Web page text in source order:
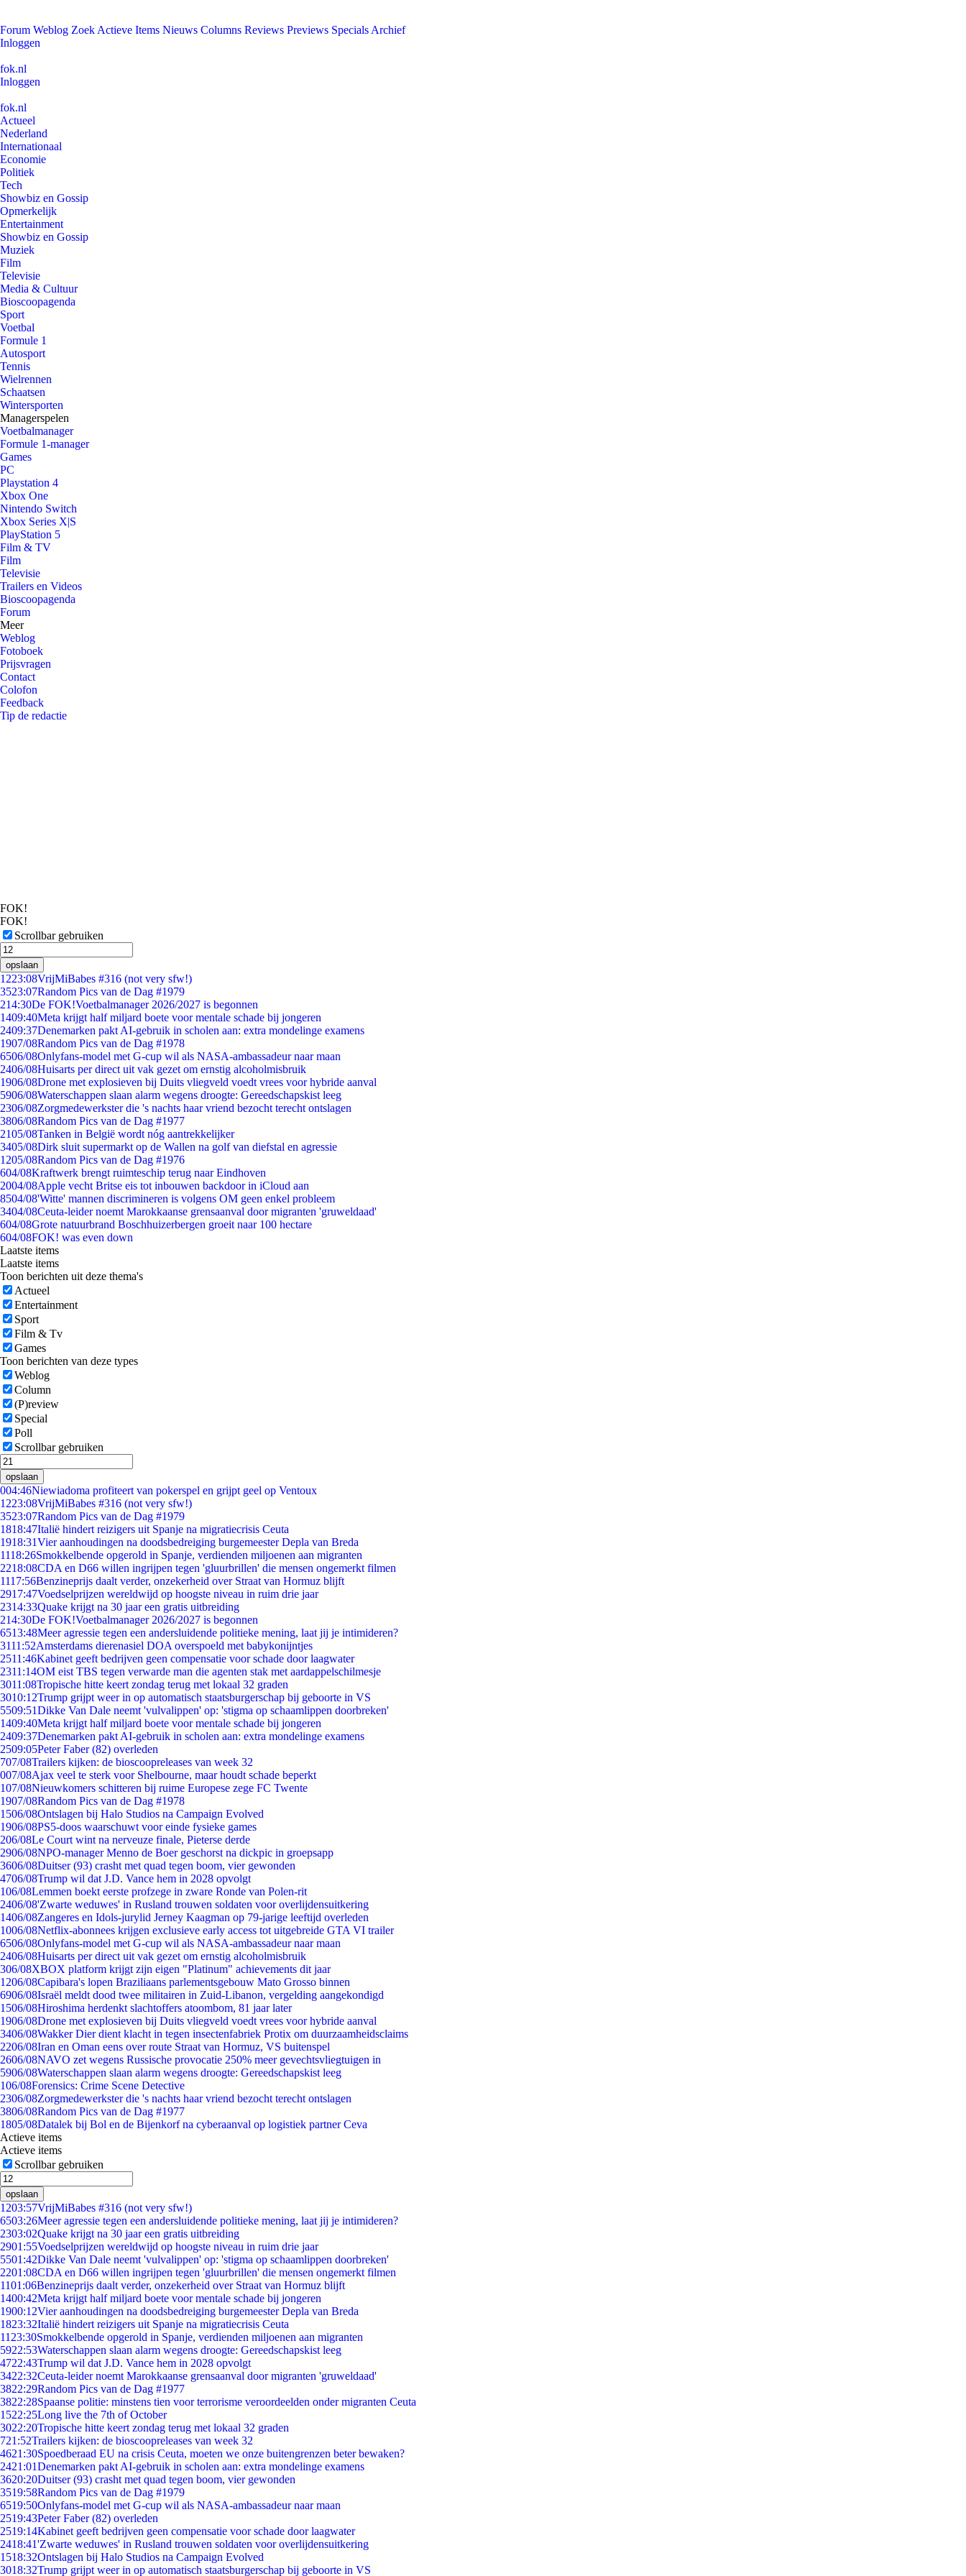
Forum Weblog Zoek Actieve Items Nieuws Columns Reviews Previews Specials Archief
Inloggen
fok.nl
Inloggen
fok.nl
Actueel
Nederland
Internationaal
Economie
Politiek
Tech
Showbiz en Gossip
Opmerkelijk
Entertainment
Showbiz en Gossip
Muziek
Film
Televisie
Media & Cultuur
Bioscoopagenda
Sport
Voetbal
Formule 1
Autosport
Tennis
Wielrennen
Schaatsen
Wintersporten
Managerspelen
Voetbalmanager
Formule 1-manager
Games
PC
Playstation 4
Xbox One
Nintendo Switch
Xbox Series X|S
PlayStation 5
Film & TV
Film
Televisie
Trailers en Videos
Bioscoopagenda
Forum
Meer
Weblog
Fotoboek
Prijsvragen
Contact
Colofon
Feedback
Tip de redactie
FOK!
FOK!
Scrollbar gebruiken
opslaan
1223:08VrijMiBabes #316 (not very sfw!)
3523:07Random Pics van de Dag #1979
214:30De FOK!Voetbalmanager 2026/2027 is begonnen
1409:40Meta krijgt half miljard boete voor mentale schade bij jongeren
2409:37Denemarken pakt AI-gebruik in scholen aan: extra mondelinge examens
1907/08Random Pics van de Dag #1978
6506/08Onlyfans-model met G-cup wil als NASA-ambassadeur naar maan
2406/08Huisarts per direct uit vak gezet om ernstig alcoholmisbruik
1906/08Drone met explosieven bij Duits vliegveld voedt vrees voor hybride aanval
5906/08Waterschappen slaan alarm wegens droogte: Gereedschapskist leeg
2306/08Zorgmedewerkster die 's nachts haar vriend bezocht terecht ontslagen
3806/08Random Pics van de Dag #1977
2105/08Tanken in België wordt nóg aantrekkelijker
3405/08Dirk sluit supermarkt op de Wallen na golf van diefstal en agressie
1205/08Random Pics van de Dag #1976
604/08Kraftwerk brengt ruimteschip terug naar Eindhoven
2004/08Apple vecht Britse eis tot inbouwen backdoor in iCloud aan
8504/08'Witte' mannen discrimineren is volgens OM geen enkel probleem
3404/08Ceuta-leider noemt Marokkaanse grensaanval door migranten 'gruweldaad'
604/08Grote natuurbrand Boschhuizerbergen groeit naar 100 hectare
604/08FOK! was even down
Laatste items
Laatste items
Toon berichten uit deze thema's
Actueel
Entertainment
Sport
Film & Tv
Games
Toon berichten van deze types
Weblog
Column
(P)review
Special
Poll
Scrollbar gebruiken
opslaan
004:46Niewiadoma profiteert van pokerspel en grijpt geel op Ventoux
1223:08VrijMiBabes #316 (not very sfw!)
3523:07Random Pics van de Dag #1979
1818:47Italië hindert reizigers uit Spanje na migratiecrisis Ceuta
1918:31Vier aanhoudingen na doodsbedreiging burgemeester Depla van Breda
1118:26Smokkelbende opgerold in Spanje, verdienden miljoenen aan migranten
2218:08CDA en D66 willen ingrijpen tegen 'gluurbrillen' die mensen ongemerkt filmen
1117:56Benzineprijs daalt verder, onzekerheid over Straat van Hormuz blijft
2917:47Voedselprijzen wereldwijd op hoogste niveau in ruim drie jaar
2314:33Quake krijgt na 30 jaar een gratis uitbreiding
214:30De FOK!Voetbalmanager 2026/2027 is begonnen
6513:48Meer agressie tegen een andersluidende politieke mening, laat jij je intimideren?
3111:52Amsterdams dierenasiel DOA overspoeld met babykonijntjes
2511:46Kabinet geeft bedrijven geen compensatie voor schade door laagwater
2311:14OM eist TBS tegen verwarde man die agenten stak met aardappelschilmesje
3011:08Tropische hitte keert zondag terug met lokaal 32 graden
3010:12Trump grijpt weer in op automatisch staatsburgerschap bij geboorte in VS
5509:51Dikke Van Dale neemt 'vulvalippen' op: 'stigma op schaamlippen doorbreken'
1409:40Meta krijgt half miljard boete voor mentale schade bij jongeren
2409:37Denemarken pakt AI-gebruik in scholen aan: extra mondelinge examens
2509:05Peter Faber (82) overleden
707/08Trailers kijken: de bioscoopreleases van week 32
007/08Ajax veel te sterk voor Shelbourne, maar houdt schade beperkt
107/08Nieuwkomers schitteren bij ruime Europese zege FC Twente
1907/08Random Pics van de Dag #1978
1506/08Ontslagen bij Halo Studios na Campaign Evolved
1906/08PS5-doos waarschuwt voor einde fysieke games
206/08Le Court wint na nerveuze finale, Pieterse derde
2906/08NPO-manager Menno de Boer geschorst na dickpic in groepsapp
3606/08Duitser (93) crasht met quad tegen boom, vier gewonden
4706/08Trump wil dat J.D. Vance hem in 2028 opvolgt
106/08Lemmen boekt eerste profzege in zware Ronde van Polen-rit
2406/08'Zwarte weduwes' in Rusland trouwen soldaten voor overlijdensuitkering
1406/08Zangeres en Idols-jurylid Jerney Kaagman op 79-jarige leeftijd overleden
1006/08Netflix-abonnees krijgen exclusieve early access tot uitgebreide GTA VI trailer
6506/08Onlyfans-model met G-cup wil als NASA-ambassadeur naar maan
2406/08Huisarts per direct uit vak gezet om ernstig alcoholmisbruik
306/08XBOX platform krijgt zijn eigen "Platinum" achievements dit jaar
1206/08Capibara's lopen Braziliaans parlementsgebouw Mato Grosso binnen
6906/08Israël meldt dood twee militairen in Zuid-Libanon, vergelding aangekondigd
1506/08Hiroshima herdenkt slachtoffers atoombom, 81 jaar later
1906/08Drone met explosieven bij Duits vliegveld voedt vrees voor hybride aanval
3406/08Wakker Dier dient klacht in tegen insectenfabriek Protix om duurzaamheidsclaims
2206/08Iran en Oman eens over route Straat van Hormuz, VS buitenspel
2606/08NAVO zet wegens Russische provocatie 250% meer gevechtsvliegtuigen in
5906/08Waterschappen slaan alarm wegens droogte: Gereedschapskist leeg
106/08Forensics: Crime Scene Detective
2306/08Zorgmedewerkster die 's nachts haar vriend bezocht terecht ontslagen
3806/08Random Pics van de Dag #1977
1805/08Datalek bij Bol en de Bijenkorf na cyberaanval op logistiek partner Ceva
Actieve items
Actieve items
Scrollbar gebruiken
opslaan
1203:57VrijMiBabes #316 (not very sfw!)
6503:26Meer agressie tegen een andersluidende politieke mening, laat jij je intimideren?
2303:02Quake krijgt na 30 jaar een gratis uitbreiding
2901:55Voedselprijzen wereldwijd op hoogste niveau in ruim drie jaar
5501:42Dikke Van Dale neemt 'vulvalippen' op: 'stigma op schaamlippen doorbreken'
2201:08CDA en D66 willen ingrijpen tegen 'gluurbrillen' die mensen ongemerkt filmen
1101:06Benzineprijs daalt verder, onzekerheid over Straat van Hormuz blijft
1400:42Meta krijgt half miljard boete voor mentale schade bij jongeren
1900:12Vier aanhoudingen na doodsbedreiging burgemeester Depla van Breda
1823:32Italië hindert reizigers uit Spanje na migratiecrisis Ceuta
11 23:30Smokkelbende opgerold in Spanje, verdienden miljoenen aan migranten
5922:53Waterschappen slaan alarm wegens droogte: Gereedschapskist leeg
4722:43Trump wil dat J.D. Vance hem in 2028 opvolgt
3422:32Ceuta-leider noemt Marokkaanse grensaanval door migranten 'gruweldaad'
3822:29Random Pics van de Dag #1977
3822:28Spaanse politie: minstens tien voor terrorisme veroordeelden onder migranten Ceuta
1522:25Long live the 7th of October
3022:20Tropische hitte keert zondag terug met lokaal 32 graden
721:52Trailers kijken: de bioscoopreleases van week 32
4621:30Spoedberaad EU na crisis Ceuta, moeten we onze buitengrenzen beter bewaken?
2421:01Denemarken pakt AI-gebruik in scholen aan: extra mondelinge examens
3620:20Duitser (93) crasht met quad tegen boom, vier gewonden
3519:58Random Pics van de Dag #1979
6519:50Onlyfans-model met G-cup wil als NASA-ambassadeur naar maan
2519:43Peter Faber (82) overleden
2519:14Kabinet geeft bedrijven geen compensatie voor schade door laagwater
2418:41'Zwarte weduwes' in Rusland trouwen soldaten voor overlijdensuitkering
1518:32Ontslagen bij Halo Studios na Campaign Evolved
3018:32Trump grijpt weer in op automatisch staatsburgerschap bij geboorte in VS